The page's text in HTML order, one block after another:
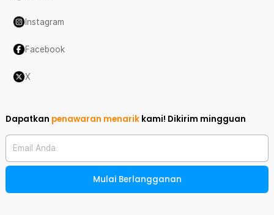
Instagram
Facebook
X
Dapatkan penawaran menarik kami! Dikirim mingguan
Email Anda
Mulai Berlangganan